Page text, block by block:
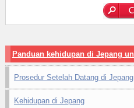
Panduan kehidupan di Jepang
Prosedur Setelah Datang di Jepang
Kehidupan di Jepang